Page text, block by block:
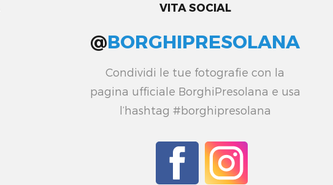
VITA SOCIAL
@BORGHIPRESOLANA
Condividi le tue fotografie con la
pagina ufficiale BorghiPresolana e usa
l’hashtag #borghipresolana